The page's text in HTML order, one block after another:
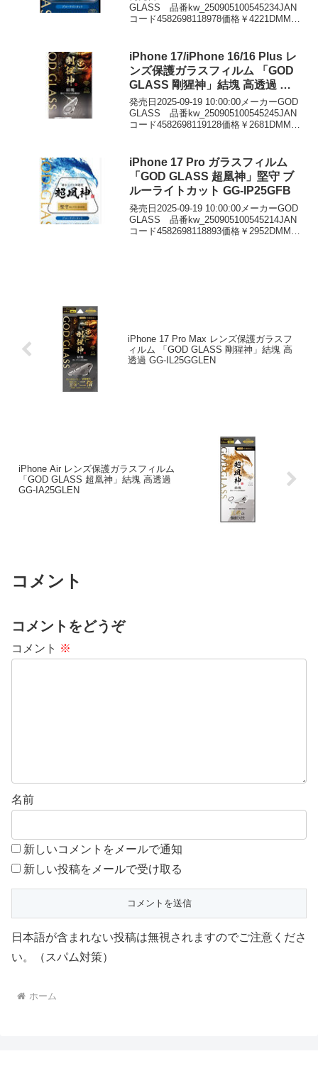
GLASS 品番kw_250905100545234JAN
コード4582698118978価格￥4221DMMで
iPhone 17/iPhone 16/16 Plus レ
ンズ保護ガラスフィルム 「GOD
GLASS 剛猩神」結塊 高透過 約
95％ GG-IM25GGLEN95
発売日2025-09-19 10:00:00メーカーGOD
GLASS 品番kw_250905100545245JAN
コード4582698119128価格￥2681DMMで
iPhone 17 Pro ガラスフィルム
「GOD GLASS 超凰神」堅守 ブ
ルーライトカット GG-IP25GFB
発売日2025-09-19 10:00:00メーカーGOD
GLASS 品番kw_250905100545214JAN
コード4582698118893価格￥2952DMMで
iPhone 17 Pro Max レンズ保護ガラスフ
ィルム 「GOD GLASS 剛猩神」結塊 高
透過 GG-IL25GGLEN
iPhone Air レンズ保護ガラスフィルム
「GOD GLASS 超凰神」結塊 高透過
GG-IA25GLEN
コメント
コメントをどうぞ
コメント ※
名前
新しいコメントをメールで通知
新しい投稿をメールで受け取る
日本語が含まれない投稿は無視されますのでご注意くださ
い。（スパム対策）
ホーム